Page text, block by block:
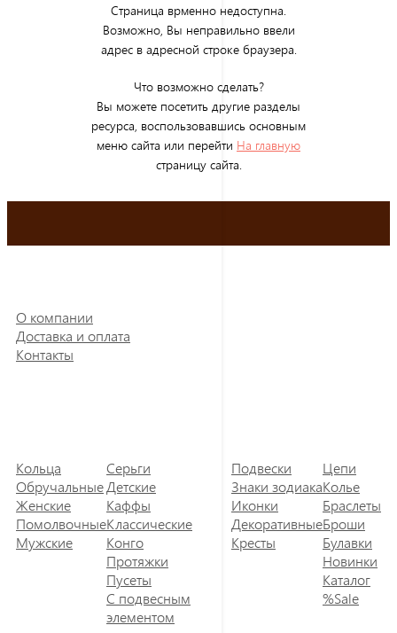
Страница врменно недоступна.
Возможно, Вы неправильно ввели
адрес в адресной строке браузера.
Что возможно сделать?
Вы можете посетить другие разделы
ресурса, воспользовавшись основным
меню сайта или перейти На главную
страницу сайта.
О компании
Доставка и оплата
Контакты
Кольца
Обручальные
Женские
Помолвочные
Мужские
Серьги
Детские
Каффы
Классические
Конго
Протяжки
Пусеты
С подвесным
элементом
Подвески
Знаки зодиака
Иконки
Декоративные
Кресты
Цепи
Колье
Браслеты
Броши
Булавки
Новинки
Каталог
%Sale